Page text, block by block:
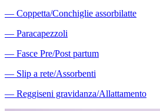
― Coppetta/Conchiglie assorbilatte
― Paracapezzoli
― Fasce Pre/Post partum
― Slip a rete/Assorbenti
― Reggiseni gravidanza/Allattamento